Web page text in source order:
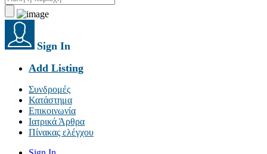
Sign In
Add Listing
Συνδρομές
Κατάστημα
Επικοινωνία
Ιατρικά Άρθρα
Πίνακας ελέγχου